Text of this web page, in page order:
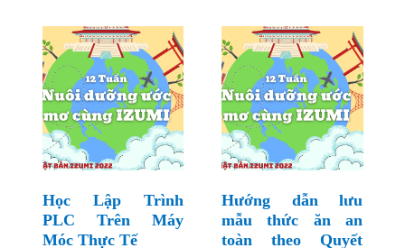
Học Lập Trình
PLC Trên Máy
Móc Thực Tế
Hướng dẫn lưu
mẫu thức ăn an
toàn theo Quyết